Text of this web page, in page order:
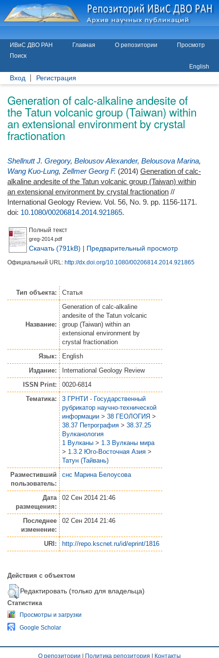
ИВиС ДВО РАН Главная О репозитории
Просмотр
Поиск
English
Вход Регистрация
Generation of calc-alkaline andesite of
the Tatun volcanic group (Taiwan) within
an extensional environment by crystal
fractionation
Shellnutt J. Gregory, Belousov Alexander, Belousova Marina,
Wang Kuo-Lung, Zellmer Georg F. (2014) Generation of calc-
alkaline andesite of the Tatun volcanic group (Taiwan) within
an extensional environment by crystal fractionation //
International Geology Review. Vol. 56, No. 9. pp. 1156-1171.
doi: 10.1080/00206814.2014.921865.
Полный текст
greg-2014.pdf
Скачать (791kB) | Предварительный просмотр
Официальный URL: http://dx.doi.org/10.1080/00206814.2014.921865
Тип объекта: Статья
Название:
Generation of calc-alkaline
andesite of the Tatun volcanic
group (Taiwan) within an
extensional environment by
crystal fractionation
Язык:
English
Издание:
International Geology Review
ISSN Print:
0020-6814
Тематика:
3 ГРНТИ - Государственный
рубрикатор научно-технической
информации > 38 ГЕОЛОГИЯ >
38.37 Петрография > 38.37.25
Вулканология
1 Вулканы > 1.3 Вулканы мира
> 1.3.2 Юго-Восточная Азия >
Татун (Тайвань)
Разместивший
пользователь:
снс Марина Белоусова
Дата
размещения:
02 Сен 2014 21:46
Последнее
изменение:
02 Сен 2014 21:46
URI: http://repo.kscnet.ru/id/eprint/1816
Действия с объектом
Редактировать (только для владельца)
Статистика
Просмотры и загрузки
Google Scholar
О репозитории | Политика репозитория | Контакты